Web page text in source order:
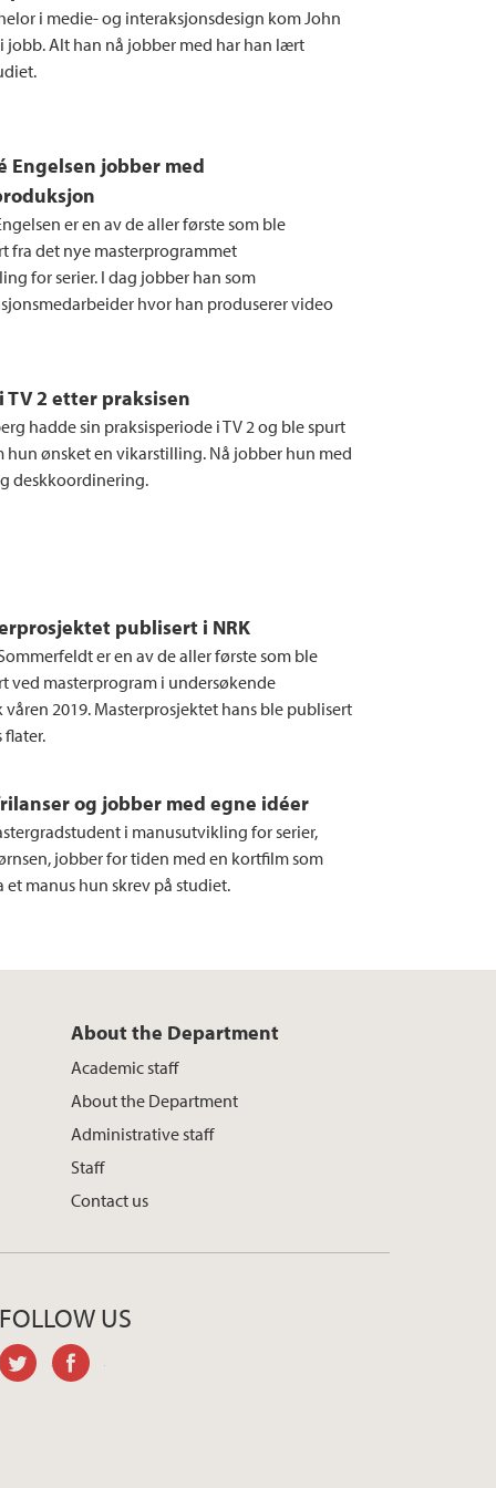
e
r
d
I
o
o
i medie- og interaksjonsdesign kom John
i jobb. Alt han nå jobber med har han lært
Engelsen jobber med
er en av de aller første som ble
fra det nye masterprogrammet
for serier. I dag jobber han som
hvor han produserer video
TV 2 etter praksisen
hadde sin praksisperiode i TV 2 og ble spurt
hun ønsket en vikarstilling. Nå jobber hun med
deskkoordinering.
publisert i NRK
er en av de aller første som ble
ved masterprogram i undersøkende
2019. Masterprosjektet hans ble publisert
flater.
og jobber med egne idéer
i manusutvikling for serier,
jobber for tiden med en kortfilm som
et manus hun skrev på studiet.
About the Department
Academic staff
About the Department
Administrative staff
Staff
Contact us
FOLLOW US
twitter